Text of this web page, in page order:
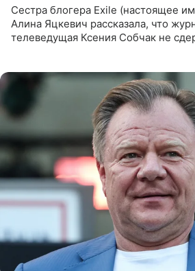
Сестра блогера Exile (настоящее
Алина Яцкевич рассказала, что
телеведущая Ксения Собчак не